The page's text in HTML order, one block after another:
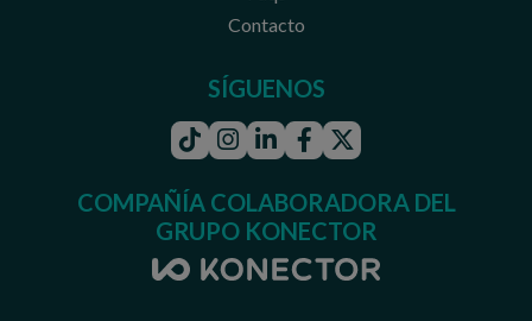
Contacto
SÍGUENOS
TiktokInstagram
LinkedinFacebook
Twitter
COMPAÑÍA COLABORADORA DEL
GRUPO KONECTOR